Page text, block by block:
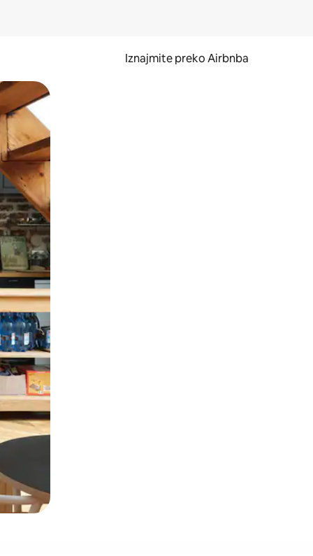
Iznajmite preko Airbnba
prstom po zaslonu.